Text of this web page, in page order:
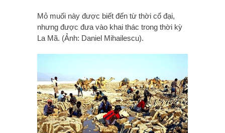
Mỏ muối này được biết đến từ thời cổ đại,
nhưng được đưa vào khai thác trong thời kỳ
La Mã. (Ảnh: Daniel Mihailescu).